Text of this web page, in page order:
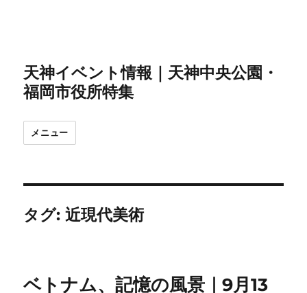
天神イベント情報｜天神中央公園・
福岡市役所特集
メニュー
タグ:近現代美術
ベトナム、記憶の風景｜9月13